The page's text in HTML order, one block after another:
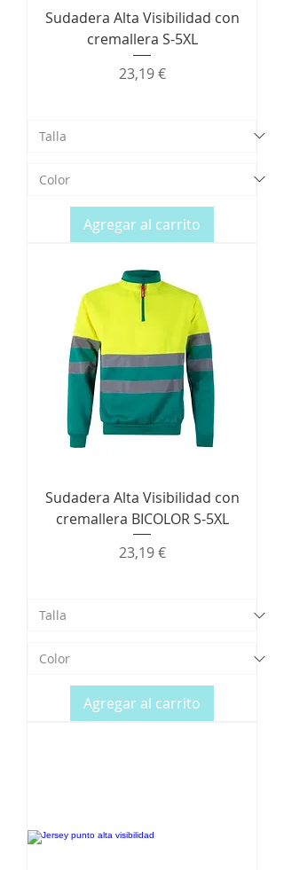
Sudadera Alta Visibilidad con
cremallera S-5XL
Precio
23,19 €
Agregar al carrito
Sudadera Alta Visibilidad con
cremallera BICOLOR S-5XL
Precio
23,19 €
Agregar al carrito